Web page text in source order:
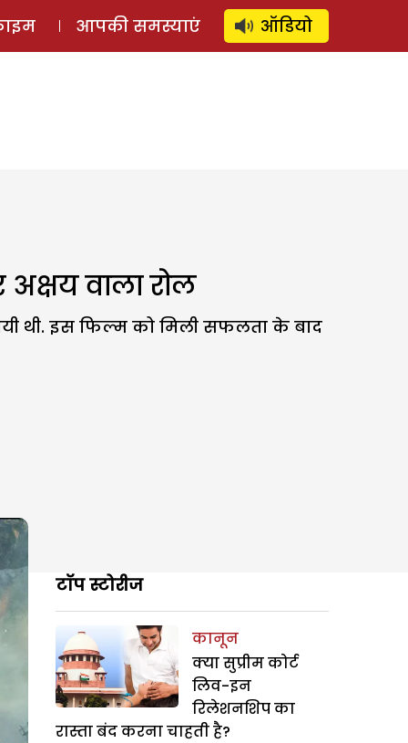
लॉग इन ⚲ SUBSCRIBE
आपकी समस्याएं ऑडियो
वाला रोल
थी. इस फिल्म को मिली सफलता के बाद
टॉप स्टोरीज
कानून
क्या सुप्रीम कोर्ट
लिव-इन
रिलेशनशिप का
रास्ता बंद करना चाहती है?